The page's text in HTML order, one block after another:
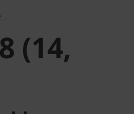
(14,